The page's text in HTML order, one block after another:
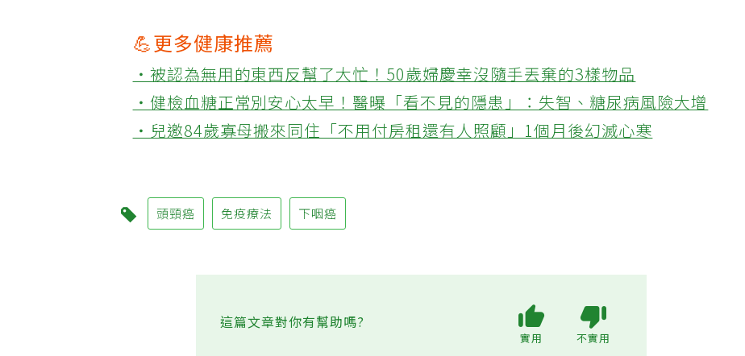
💪更多健康推薦
‧被認為無用的東西反幫了大忙！50歲婦慶幸沒隨手丟棄的3樣物品
‧健檢血糖正常別安心太早！醫曝「看不見的隱患」：失智、糖尿病風險大增
‧兒邀84歲寡母搬來同住「不用付房租還有人照顧」1個月後幻滅心寒
頭頸癌 免疫療法 下咽癌
這篇文章對你有幫助嗎?
實用 不實用